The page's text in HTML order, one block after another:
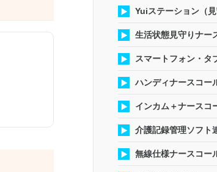
Yuiステーション（見
生活状態見守りナー
スマートフォン・タ
ハンディナースコー
インカム＋ナースコ
介護記録管理ソフト
無線仕様ナースコー